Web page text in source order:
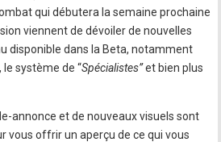
qui débutera la semaine prochaine
viennent de dévoiler de nouvelles
disponible dans la Beta, notamment
système de “Spécialistes”et bien plus
annonce et de nouveaux visuels sont
vous offrir un aperçu de ce qui vous